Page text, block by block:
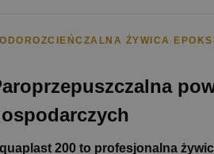
ŻYWICA
200 to profesjonalna